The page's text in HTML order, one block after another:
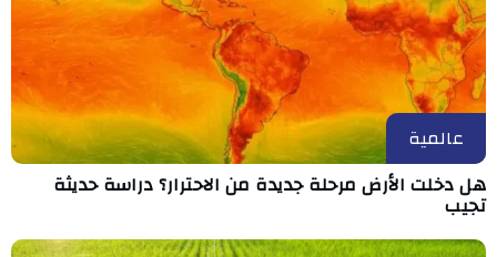
عالمية
هل دخلت الأرض مرحلة جديدة من الاحترار؟ دراسة حديثة
تجيب